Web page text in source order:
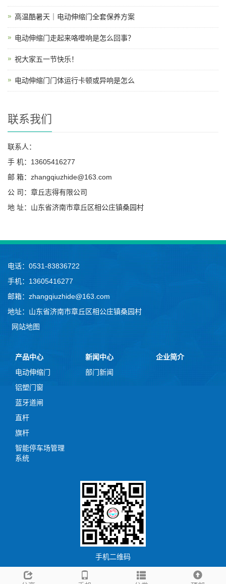
高温酷暑天｜电动伸缩门全套保养方案
电动伸缩门走起来咯噔响是怎么回事？
祝大家五一节快乐！
电动伸缩门门体运行卡顿或异响是怎么
联系我们
联系人：
手 机：13605416277
邮 箱：zhangqiuzhide@163.com
公 司：章丘志得有限公司
地 址：山东省济南市章丘区相公庄镇桑园村
电话：0531-83836722
手机：13605416277
邮箱：zhangqiuzhide@163.com
地址：山东省济南市章丘区相公庄镇桑园村
网站地图
产品中心
电动伸缩门
铝塑门窗
蓝牙道闸
直杆
旗杆
智能停车场管理
系统
新闻中心
部门新闻
企业简介
手机二维码